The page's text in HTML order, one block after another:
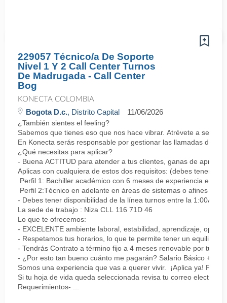
229057 Técnico/a De Soporte
Nivel 1 Y 2 Call Center Turnos
De Madrugada - Call Center
Bog
KONECTA COLOMBIA
Bogota D.c., Distrito Capital 11/06/2026
¿También sientes el feeling?
Sabemos que tienes eso que nos hace vibrar. Atrévete a ser
En Konecta serás responsable por gestionar las llamadas de
¿Qué necesitas para aplicar?
- Buena ACTITUD para atender a tus clientes, ganas de
Aplicas con cualquiera de estos dos requisitos: (debes tener
Perfil 1: Bachiller académico con 6 meses de experiencia en
Perfil 2:Técnico en adelante en áreas de sistemas o afines
- Debes tener disponibilidad de la línea turnos entre la 1:00AM
La sede de trabajo : Niza CLL 116 71D 46
Lo que te ofrecemos:
- EXCELENTE ambiente laboral, estabilidad, aprendizaje,
- Respetamos tus horarios, lo que te permite tener un equilibrio
- Tendrás Contrato a término fijo a 4 meses renovable por tu
- ¿Por esto tan bueno cuánto me pagarán? Salario Básico +
Somos una experiencia que vas a querer vivir. ¡Aplica ya!
Si tu hoja de vida queda seleccionada revisa tu correo
Requerimientos- ...